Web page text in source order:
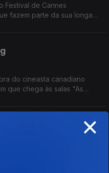
Festival de Cannes
fazem parte da sua longa
do cineasta canadiano
que chega às salas "As
sobre o Papa Francisco e
que evoca também
×